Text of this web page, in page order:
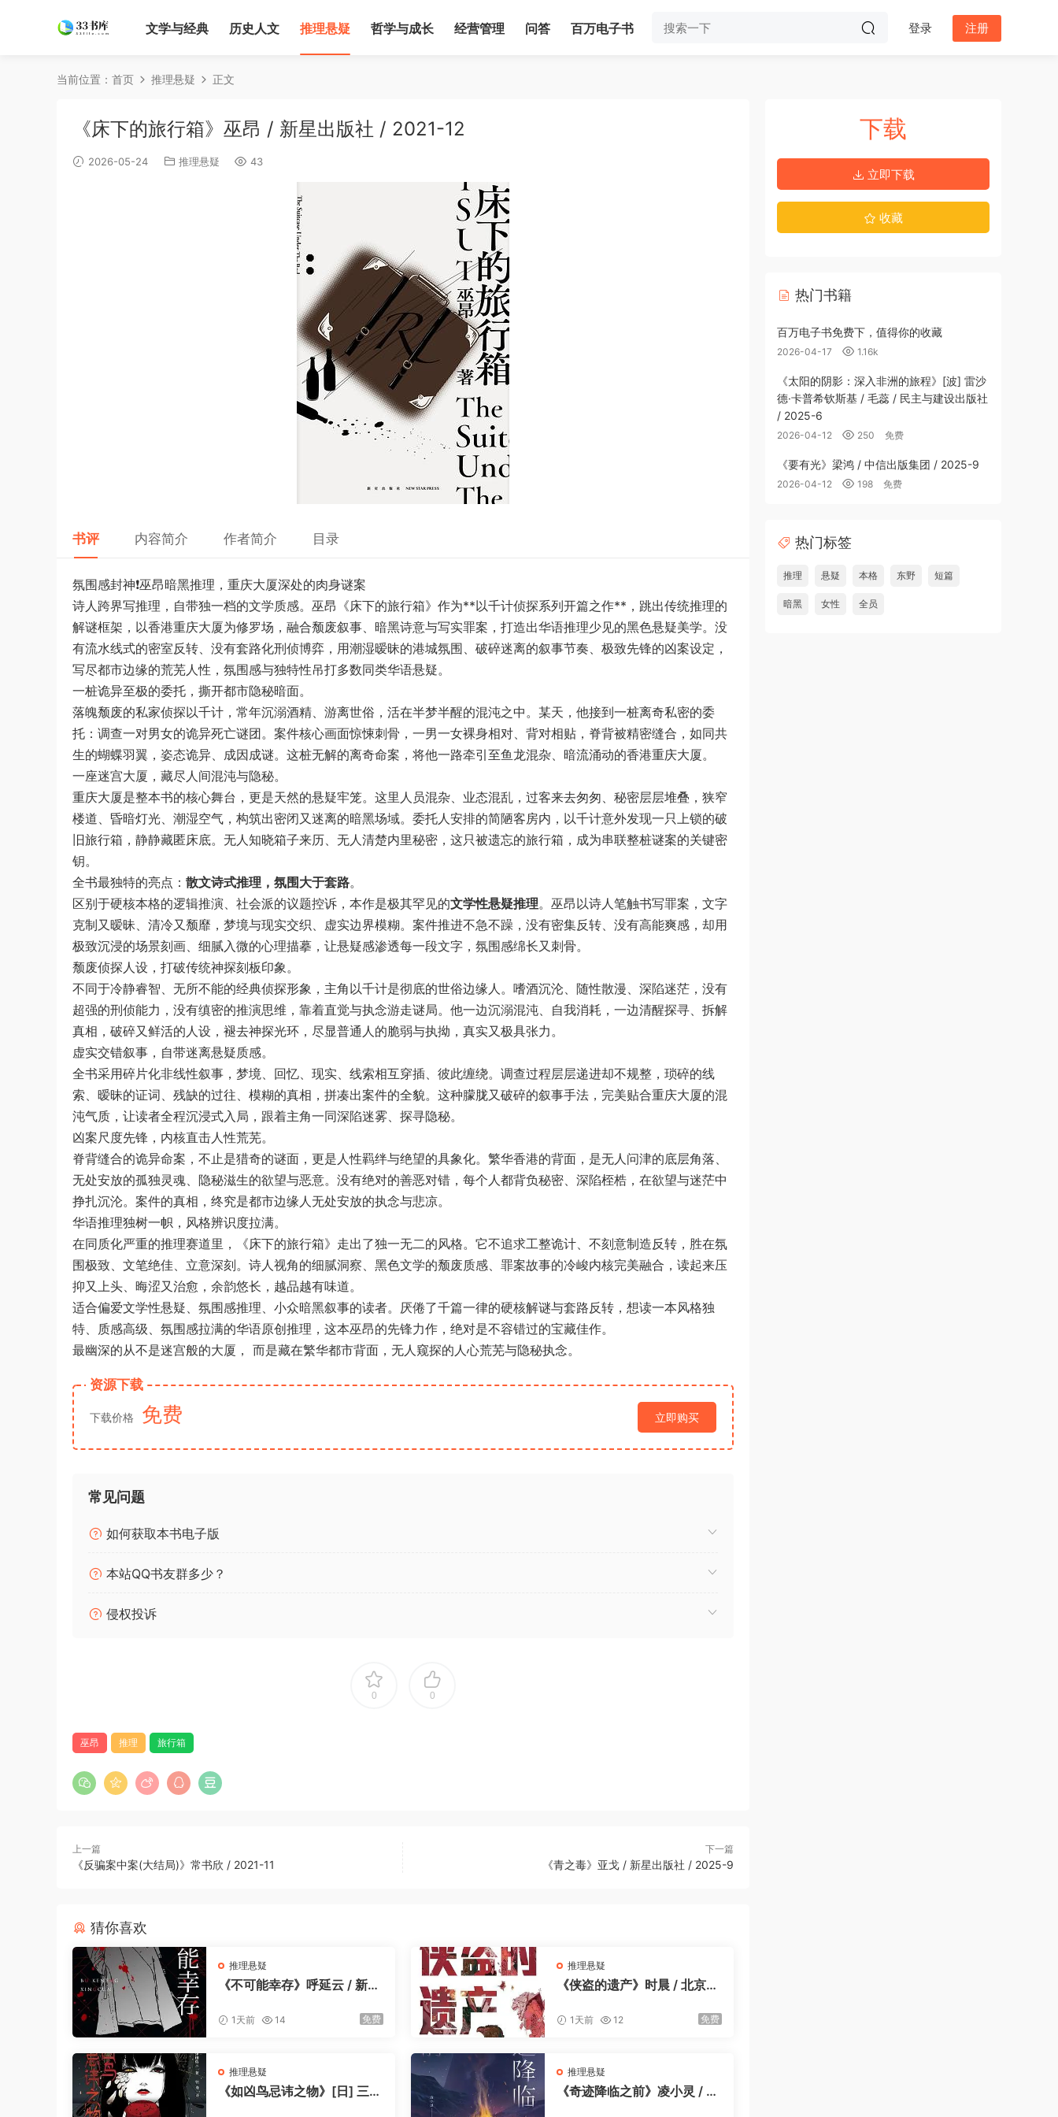
文学与经典 历史人文 推理悬疑 哲学与成长 经营管理 问答 百万电子书 登录 注册
当前位置： 首页 推理悬疑 正文
《床下的旅行箱》巫昂 / 新星出版社 / 2021-12
2026-05-24 推理悬疑 43
书评 内容简介 作者简介 目录
氛围感封神❗️巫昂暗黑推理，重庆大厦深处的肉身谜案
诗人跨界写推理，自带独一档的文学质感。巫昂《床下的旅行箱》作为**以千计侦探系列开篇之作**，跳出传统推理的
解谜框架，以香港重庆大厦为修罗场，融合颓废叙事、暗黑诗意与写实罪案，打造出华语推理少见的黑色悬疑美学。没
有流水线式的密室反转、没有套路化刑侦博弈，用潮湿暧昧的港城氛围、破碎迷离的叙事节奏、极致先锋的凶案设定，
写尽都市边缘的荒芜人性，氛围感与独特性吊打多数同类华语悬疑。
一桩诡异至极的委托，撕开都市隐秘暗面。
落魄颓废的私家侦探以千计，常年沉溺酒精、游离世俗，活在半梦半醒的混沌之中。某天，他接到一桩离奇私密的委
托：调查一对男女的诡异死亡谜团。案件核心画面惊悚刺骨，一男一女裸身相对、背对相贴，脊背被精密缝合，如同共
生的蝴蝶羽翼，姿态诡异、成因成谜。这桩无解的离奇命案，将他一路牵引至鱼龙混杂、暗流涌动的香港重庆大厦。
一座迷宫大厦，藏尽人间混沌与隐秘。
重庆大厦是整本书的核心舞台，更是天然的悬疑牢笼。这里人员混杂、业态混乱，过客来去匆匆、秘密层层堆叠，狭窄
楼道、昏暗灯光、潮湿空气，构筑出密闭又迷离的暗黑场域。委托人安排的简陋客房内，以千计意外发现一只上锁的破
旧旅行箱，静静藏匿床底。无人知晓箱子来历、无人清楚内里秘密，这只被遗忘的旅行箱，成为串联整桩谜案的关键密
钥。
全书最独特的亮点： 散文诗式推理，氛围大于套路。
区别于硬核本格的逻辑推演、社会派的议题控诉，本作是极其罕见的文学性悬疑推理。巫昂以诗人笔触书写罪案，文字
克制又暧昧、清冷又颓靡，梦境与现实交织、虚实边界模糊。案件推进不急不躁，没有密集反转、没有高能爽感，却用
极致沉浸的场景刻画、细腻入微的心理描摹，让悬疑感渗透每一段文字，氛围感绵长又刺骨。
颓废侦探人设，打破传统神探刻板印象。
不同于冷静睿智、无所不能的经典侦探形象，主角以千计是彻底的世俗边缘人。嗜酒沉沦、随性散漫、深陷迷茫，没有
超强的刑侦能力，没有缜密的推演思维，靠着直觉与执念游走谜局。他一边沉溺混沌、自我消耗，一边清醒探寻、拆解
真相，破碎又鲜活的人设，褪去神探光环，尽显普通人的脆弱与执拗，真实又极具张力。
虚实交错叙事，自带迷离悬疑质感。
全书采用碎片化非线性叙事，梦境、回忆、现实、线索相互穿插、彼此缠绕。调查过程层层递进却不规整，琐碎的线
索、暧昧的证词、残缺的过往、模糊的真相，拼凑出案件的全貌。这种朦胧又破碎的叙事手法，完美贴合重庆大厦的混
沌气质，让读者全程沉浸式入局，跟着主角一同深陷迷雾、探寻隐秘。
凶案尺度先锋，内核直击人性荒芜。
脊背缝合的诡异命案，不止是猎奇的谜面，更是人性羁绊与绝望的具象化。繁华香港的背面，是无人问津的底层角落、
无处安放的孤独灵魂、隐秘滋生的欲望与恶意。没有绝对的善恶对错，每个人都背负秘密、深陷桎梏，在欲望与迷茫中
挣扎沉沦。案件的真相，终究是都市边缘人无处安放的执念与悲凉。
华语推理独树一帜，风格辨识度拉满。
在同质化严重的推理赛道里，《床下的旅行箱》走出了独一无二的风格。它不追求工整诡计、不刻意制造反转，胜在氛
围极致、文笔绝佳、立意深刻。诗人视角的细腻洞察、黑色文学的颓废质感、罪案故事的冷峻内核完美融合，读起来压
抑又上头、晦涩又治愈，余韵悠长，越品越有味道。
适合偏爱文学性悬疑、氛围感推理、小众暗黑叙事的读者。厌倦了千篇一律的硬核解谜与套路反转，想读一本风格独
特、质感高级、氛围感拉满的华语原创推理，这本巫昂的先锋力作，绝对是不容错过的宝藏佳作。
最幽深的从不是迷宫般的大厦， 而是藏在繁华都市背面，无人窥探的人心荒芜与隐秘执念。
资源下载
下载价格 免费 立即购买
常见问题
如何获取本书电子版
本站QQ书友群多少？
侵权投诉
0 0
巫昂 推理 旅行箱
上一篇
《反骗案中案(大结局)》常书欣 / 2021-11
下一篇
《青之毒》亚戈 / 新星出版社 / 2025-9
猜你喜欢
推理悬疑
《不可能幸存》呼延云 / 新星
1天前 14 免费
推理悬疑
《侠盗的遗产》时晨 / 北京联
1天前 12 免费
推理悬疑
《如凶鸟忌讳之物》[日] 三津
推理悬疑
《奇迹降临之前》凌小灵 / 新
下载
立即下载
收藏
热门书籍
百万电子书免费下，值得你的收藏
2026-04-17 1.16k
《太阳的阴影：深入非洲的旅程》[波] 雷沙
德·卡普希钦斯基 / 毛蕊 / 民主与建设出版社
/ 2025-6
2026-04-12 250 免费
《要有光》梁鸿 / 中信出版集团 / 2025-9
2026-04-12 198 免费
热门标签
推理 悬疑 本格 东野 短篇
暗黑 女性 全员